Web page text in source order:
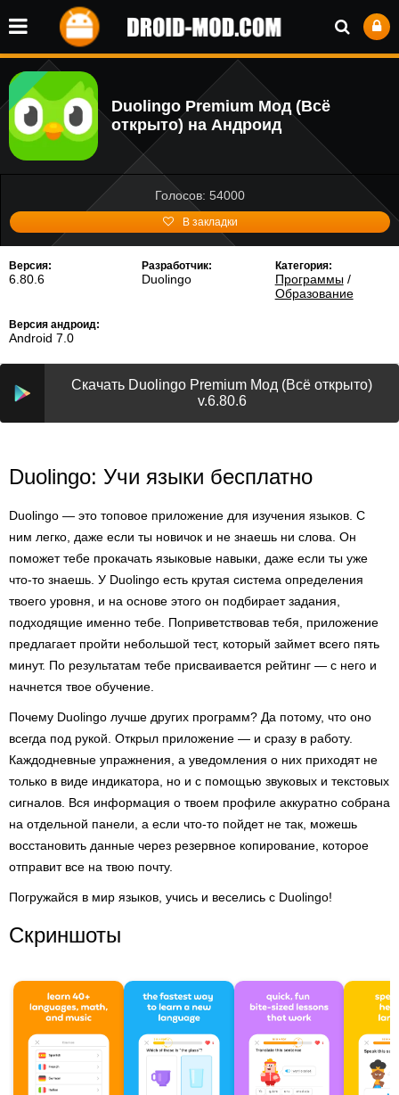
Duolingo Premium Мод (Всё
открыто) на Андроид
Голосов: 54000
В закладки
Версия:
6.80.6
Разработчик:
Duolingo
Категория:
Программы/
Образование
Версия андроид:
Android 7.0
Скачать Duolingo Premium Мод (Всё открыто)
v.6.80.6
Duolingo: Учи языки бесплатно
Duolingo — это топовое приложение для изучения языков. С
ним легко, даже если ты новичок и не знаешь ни слова. Он
поможет тебе прокачать языковые навыки, даже если ты уже
что-то знаешь. У Duolingo есть крутая система определения
твоего уровня, и на основе этого он подбирает задания,
подходящие именно тебе. Поприветствовав тебя, приложение
предлагает пройти небольшой тест, который займет всего пять
минут. По результатам тебе присваивается рейтинг — с него и
начнется твое обучение.
Почему Duolingo лучше других программ? Да потому, что оно
всегда под рукой. Открыл приложение — и сразу в работу.
Каждодневные упражнения, а уведомления о них приходят не
только в виде индикатора, но и с помощью звуковых и текстовых
сигналов. Вся информация о твоем профиле аккуратно собрана
на отдельной панели, а если что-то пойдет не так, можешь
восстановить данные через резервное копирование, которое
отправит все на твою почту.
Погружайся в мир языков, учись и веселись с Duolingo!
Скриншоты